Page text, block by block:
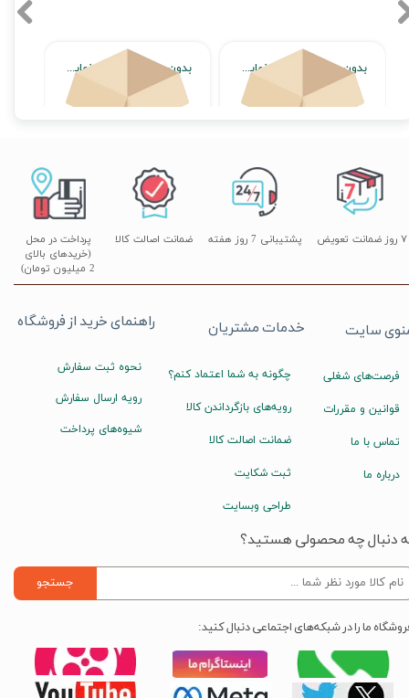
بدون محصول جهت نمایش
اتمام موجودی
بدون محصول جهت نمایش
اتمام موجودی
پشتیبانی 7 روز هفته
پرداخت در محل
(خریدهای بالای
2 میلیون تومان)
۷ روز ضمانت تعویض ضمانت اصالت کالا
راهنمای خرید از فروشگاه
نحوه ثبت سفارش
رویه ارسال سفارش
شیوه‌های پرداخت
خدمات مشتریان
چگونه به شما اعتماد کنم؟
رویه‌های بازگرداندن کالا
ضمانت اصالت کالا
ثبت شکایت
طراحی وبسایت
سایت
فرصت‌های شغلی
قوانین و مقررات
تماس با ما
درباره ما
دنبال چه محصولی هستید؟
جستجو
ما را در شبکه‌های اجتماعی دنبال کنید: